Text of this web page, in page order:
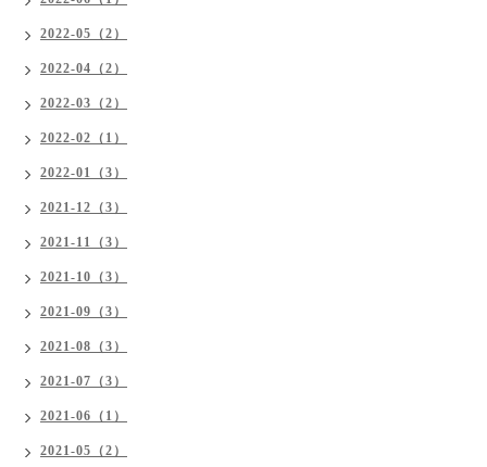
2022-05（2）
2022-04（2）
2022-03（2）
2022-02（1）
2022-01（3）
2021-12（3）
2021-11（3）
2021-10（3）
2021-09（3）
2021-08（3）
2021-07（3）
2021-06（1）
2021-05（2）